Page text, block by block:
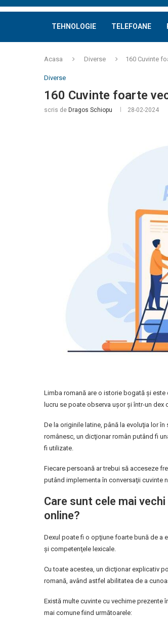
TEHNOLOGIE TELEFOANE
Acasa Diverse 160 Cuvinte
Diverse
160 Cuvinte foarte
scris de Dragos Schiopu 28-02-2024
Limba romană are o istorie bogată şi
lucru se poate observa uşor şi într-un
De la originile latine, până la evoluţia lor
românesc, un dicţionar român putând fi
fi utilizate.
Fiecare persoană ar trebui să acceseze
putând implementa în conversaţii cuvinte
Care sunt cele mai
online?
Dexul poate fi o opţiune foarte bună de a
şi competenţele lexicale.
Cu toate acestea, un dicţionar explicativ
romană, având astfel abilitatea de a
Există multe cuvinte cu vechime prezente
mai comune fiind următoarele: